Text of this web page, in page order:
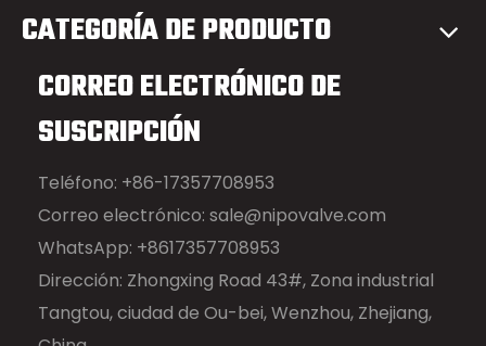
CATEGORÍA DE PRODUCTO
CORREO ELECTRÓNICO DE
SUSCRIPCIÓN
Teléfono: +86-17357708953
Correo electrónico: sale@nipovalve.com
WhatsApp: +8617357708953
Dirección: Zhongxing Road 43#, Zona industrial
Tangtou, ciudad de Ou-bei, Wenzhou, Zhejiang,